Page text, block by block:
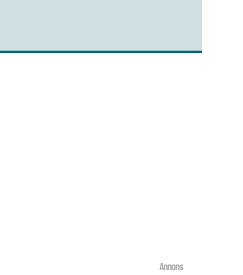
Annons